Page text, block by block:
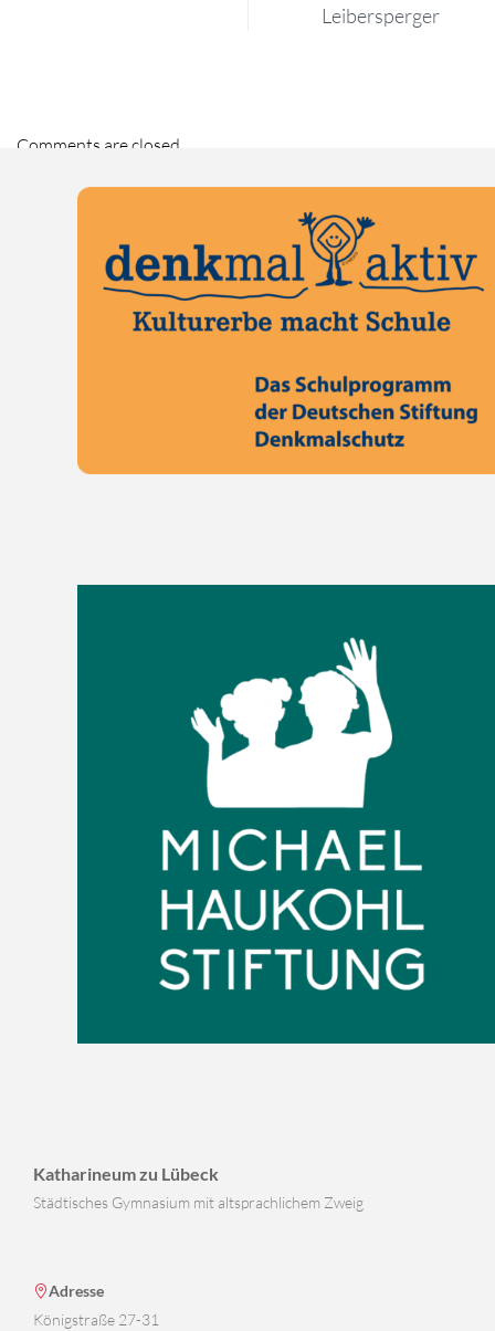
Leibersperger
Comments are closed.
Katharineum zu Lübeck
Städtisches Gymnasium mit altsprachlichem Zweig
Adresse
Königstraße 27-31